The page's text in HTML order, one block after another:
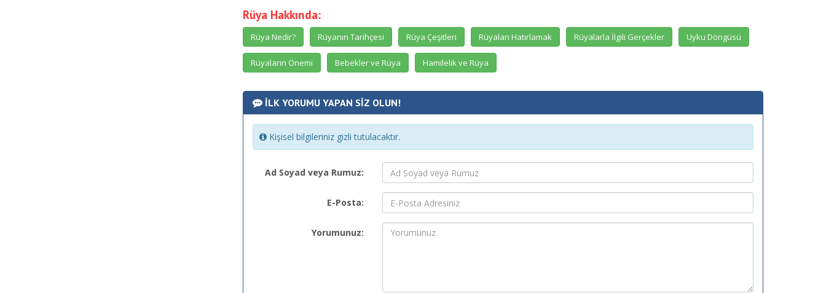
Rüya Hakkında:
Rüya Nedir? Rüyanın Tarihçesi Rüya Çeşitleri Rüyaları Hatırlamak Rüyalarla İlgili Gerçekler Uyku Döngüsü
Rüyaların Önemi Bebekler ve Rüya Hamilelik ve Rüya
İLK YORUMU YAPAN SİZ OLUN!
Kişisel bilgileriniz gizli tutulacaktır.
Ad Soyad veya Rumuz:
E-Posta:
Yorumunuz: